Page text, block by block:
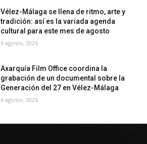
Vélez-Málaga se llena de ritmo, arte y
tradición: así es la variada agenda
cultural para este mes de agosto
6 agosto, 2026
Axarquía Film Office coordina la
grabación de un documental sobre la
Generación del 27 en Vélez-Málaga
6 agosto, 2026